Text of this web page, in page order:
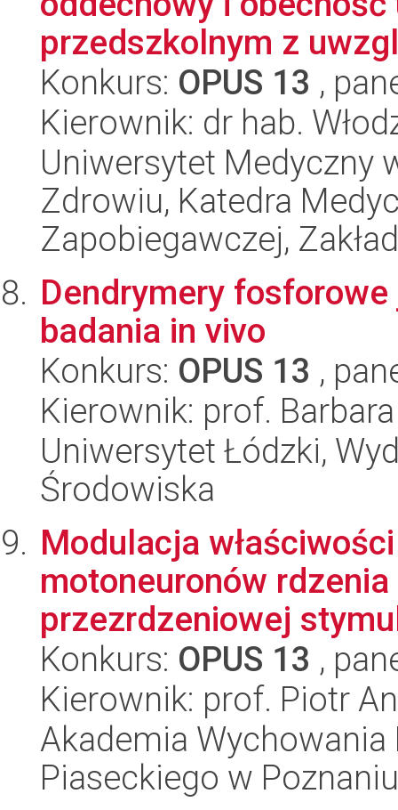
przedszkolnym z
Konkurs: OPUS 13 ,
Kierownik: dr hab.
Uniwersytet Medyczny
Zdrowiu, Katedra
Zapobiegawczej,
Dendrymery
badania in vivo
Konkurs: OPUS 13 ,
Kierownik: prof.
Uniwersytet Łódzki,
Środowiska
Modulacja
motoneuronów
przezrdzeniowej
Konkurs: OPUS 13 ,
Kierownik: prof. Piotr
Akademia
Piaseckiego w